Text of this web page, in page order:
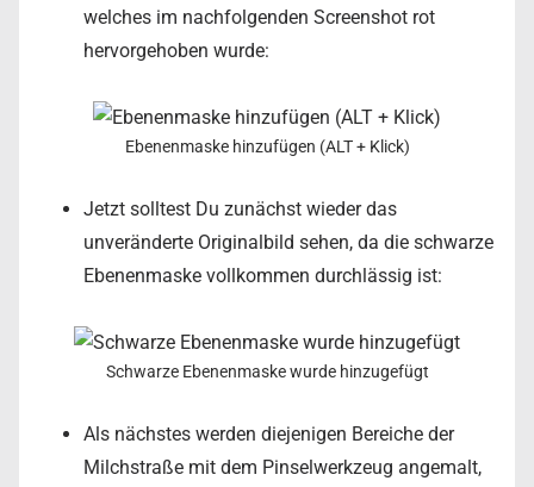
welches im nachfolgenden Screenshot rot
hervorgehoben wurde:
Ebenenmaske hinzufügen (ALT + Klick)
Jetzt solltest Du zunächst wieder das
unveränderte Originalbild sehen, da die schwarze
Ebenenmaske vollkommen durchlässig ist:
Schwarze Ebenenmaske wurde hinzugefügt
Als nächstes werden diejenigen Bereiche der
Milchstraße mit dem Pinselwerkzeug angemalt,